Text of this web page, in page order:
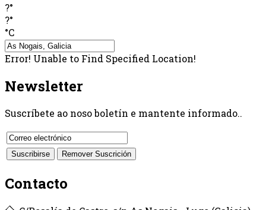
?°
?°
°C
Error! Unable to Find Specified Location!
Newsletter
Suscríbete ao noso boletín e mantente informado..
Contacto